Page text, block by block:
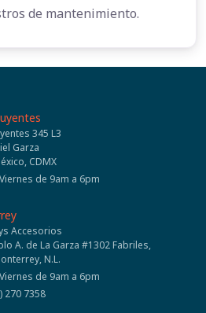
de mantenimiento.
345 L3
Garza
CDMX
de 9am a 6pm
Accesorios
A. de La Garza #1302 Fabriles,
N.L.
de 9am a 6pm
270 7358